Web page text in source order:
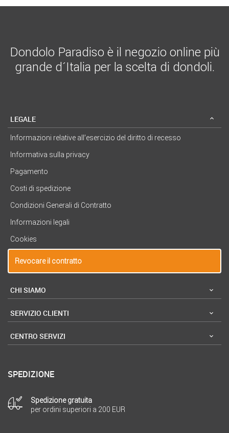
Dondolo Paradiso è il negozio online più
grande d´Italia per la scelta di dondoli.
LEGALE
Informazioni relative all’esercizio del diritto di recesso
Informativa sulla privacy
Pagamento
Costi di spedizione
Condizioni Generali di Contratto
Informazioni legali
Cookies
Revocare il contratto
CHI SIAMO
SERVIZIO CLIENTI
CENTRO SERVIZI
SPEDIZIONE
Spedizione gratuita
per ordini superiori a 200 EUR